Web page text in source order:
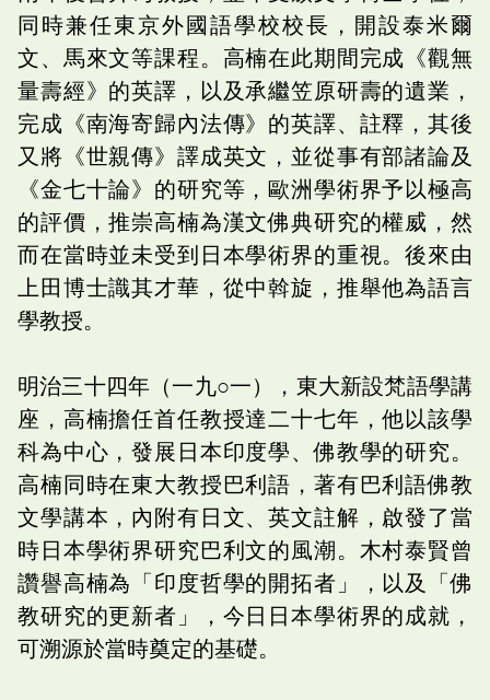
同時兼任東京外國語學校校長，開設泰米爾
文、馬來文等課程。高楠在此期間完成《觀無
量壽經》的英譯，以及承繼笠原研壽的遺業，
完成《南海寄歸內法傳》的英譯、註釋，其後
又將《世親傳》譯成英文，並從事有部諸論及
《金七十論》的研究等，歐洲學術界予以極高
的評價，推崇高楠為漢文佛典研究的權威，然
而在當時並未受到日本學術界的重視。後來由
上田博士識其才華，從中斡旋，推舉他為語言
學教授。
明治三十四年（一九○一），東大新設梵語學講
座，高楠擔任首任教授達二十七年，他以該學
科為中心，發展日本印度學、佛教學的研究。
高楠同時在東大教授巴利語，著有巴利語佛教
文學講本，內附有日文、英文註解，啟發了當
時日本學術界研究巴利文的風潮。木村泰賢曾
讚譽高楠為「印度哲學的開拓者」，以及「佛
教研究的更新者」，今日日本學術界的成就，
可溯源於當時奠定的基礎。